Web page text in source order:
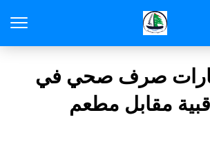
صرف صحي في
مقابل مطعم